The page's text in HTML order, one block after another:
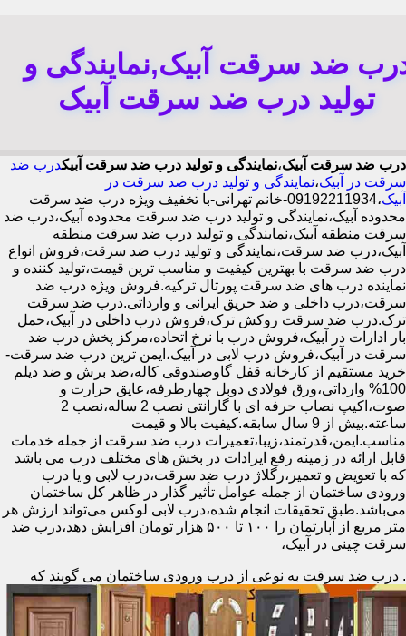
ضد سرقت آبیک,نمایندگی و
تولید درب ضد سرقت آبیک
درب ضد سرقت آبیک،نمایندگی و تولید درب ضد سرقت آبیکدرب ضد
سرقت در آبیک،نمایندگی و تولید درب ضد سرقت در
آبیک
،09192211934-خانم تهرانی-با تخفیف ویژه درب ضد سرقت
محدوده آبیک،نمایندگی و تولید درب ضد سرقت محدوده آبیک،درب ضد
سرقت منطقه آبیک،نمایندگی و تولید درب ضد سرقت منطقه
آبیک،درب ضد سرقت،نمایندگی و تولید درب ضد سرقت،فروش انواع
درب ضد سرقت با بهترین کیفیت و مناسب ترین قیمت،تولید کننده و
نماینده درب های ضد سرقت پورتال ترکیه.فروش ویژه درب ضد
سرقت،درب داخلی و ضد حریق ایرانی و وارداتی.درب ضد سرقت
ترک.درب ضد سرقت روکش ترک،فروش درب داخلی در آبیک،حمل
بار ادارات در آبیک،فروش درب با نرخ اتحاده،مرکز پخش درب ضد
سرقت در آبیک،فروش درب لابی در آبیک،ایمن ترین درب ضد سرقت-
خرید مستقیم از کارخانه قفل گاوصندوقی کاله،ضد برش و ضد دیلم
100% وارداتی،ورق فولادی دوبل چهارطرفه،عایق حرارت و
صوت،اکیپ نصاب حرفه ای با گارانتی نصب 2 ساله،نصب 2
ساعته.بیش از 9 سال سابقه.کیفیت بالا و قیمت
مناسب.ایمن،قدرتمند،زیبا،تعمیرات درب ضد سرقت از جمله خدمات
قابل ارائه در زمینه رفع ایرادات در بخش های مختلف درب می باشد
که با تعویض و تعمیر،رگلاژ درب ضد سرقت،درب لابی و یا درب
ورودی ساختمان از جمله عوامل تأثیر گذار در ظاهر کل ساختمان
می‌باشد.طبق تحقیقات انجام شده،درب لابی لوکس می‌تواند ارزش هر
متر مربع از آپارتمان را ۱۰۰ تا ۵۰۰ هزار تومان افزایش دهد،درب ضد
سرقت چینی در آبیک،
. درب ضد سرقت به نوعی از درب ورودی ساختمان می گویند که